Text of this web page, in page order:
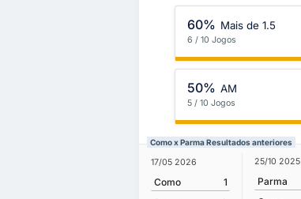
60% Mais de 1.5
6 / 10 Jogos
50% AM
5 / 10 Jogos
Como x Parma Resultados anteriores
17/05 2026
Como
1
25/10 2025
Parma